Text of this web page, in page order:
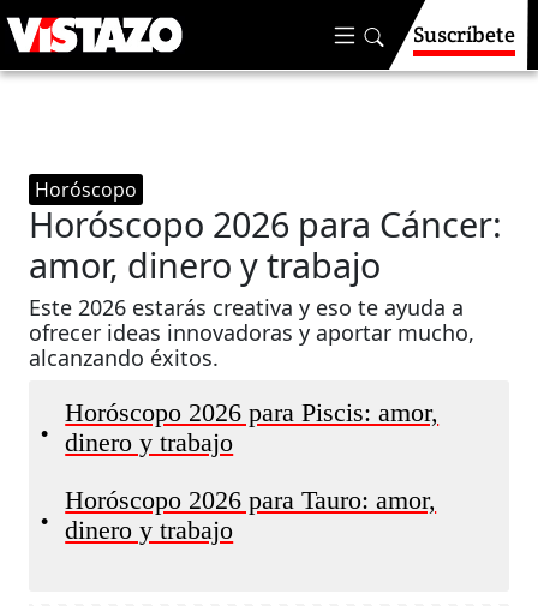
Suscríbete
Horóscopo
Horóscopo 2026 para Cáncer:
amor, dinero y trabajo
Este 2026 estarás creativa y eso te ayuda a
ofrecer ideas innovadoras y aportar mucho,
alcanzando éxitos.
•
Horóscopo 2026 para Piscis: amor,
dinero y trabajo
•
Horóscopo 2026 para Tauro: amor,
dinero y trabajo